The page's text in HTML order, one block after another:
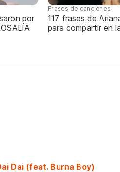
por
Frases de canciones
117 frases de
para compartir en
Dai (feat. Burna Boy)